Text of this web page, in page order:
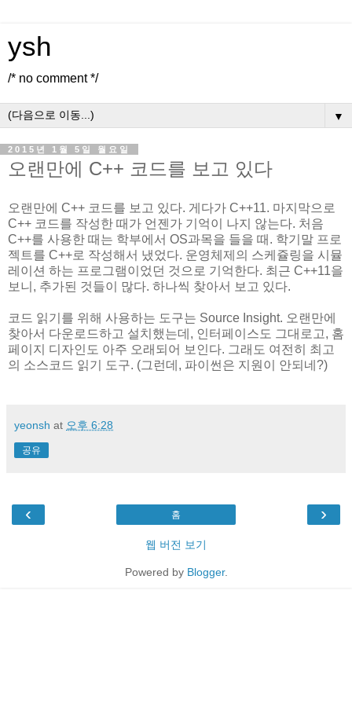
ysh
/* no comment */
▼
2015년 1월 5일 월요일
오랜만에 C++ 코드를 보고 있다
오랜만에 C++ 코드를 보고 있다. 게다가 C++11. 마지막으로
C++ 코드를 작성한 때가 언젠가 기억이 나지 않는다. 처음
C++를 사용한 때는 학부에서 OS과목을 들을 때. 학기말 프로
젝트를 C++로 작성해서 냈었다. 운영체제의 스케쥴링을 시뮬
레이션 하는 프로그램이었던 것으로 기억한다. 최근 C++11을
보니, 추가된 것들이 많다. 하나씩 찾아서 보고 있다.
코드 읽기를 위해 사용하는 도구는 Source Insight. 오랜만에
찾아서 다운로드하고 설치했는데, 인터페이스도 그대로고, 홈
페이지 디자인도 아주 오래되어 보인다. 그래도 여전히 최고
의 소스코드 읽기 도구. (그런데, 파이썬은 지원이 안되네?)
yeonsh at 오후 6:28
공유
‹ ›
홈
웹 버전 보기
Powered by Blogger.